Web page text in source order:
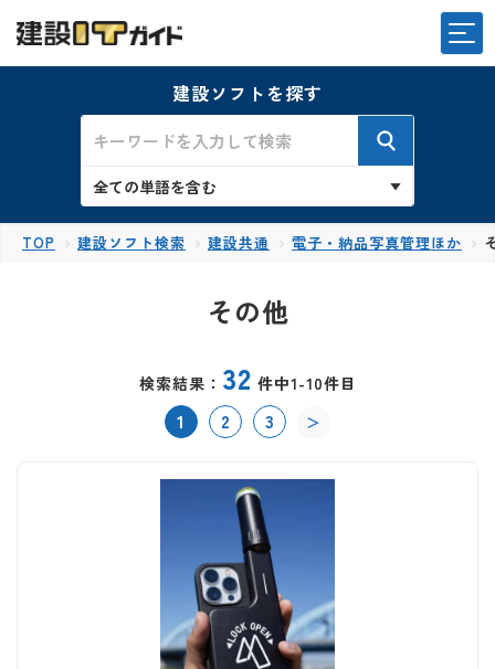
建設ソフトを探す
TOP 建設ソフト検索 建設共通 電子・納品写真管理ほか
その他
検索結果： 32 件中1-10件目
1 2 3 ＞